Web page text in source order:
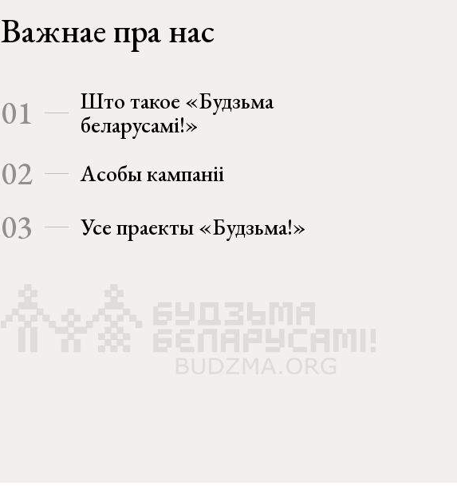
Важнае пра нас
01
Што такое «Будзьма
беларусамі!»
02 Асобы кампаніі
03 Усе праекты «Будзьма!»